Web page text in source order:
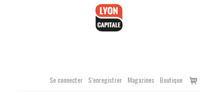
Se connecter S’enregistrer Magazines Boutique
Voir